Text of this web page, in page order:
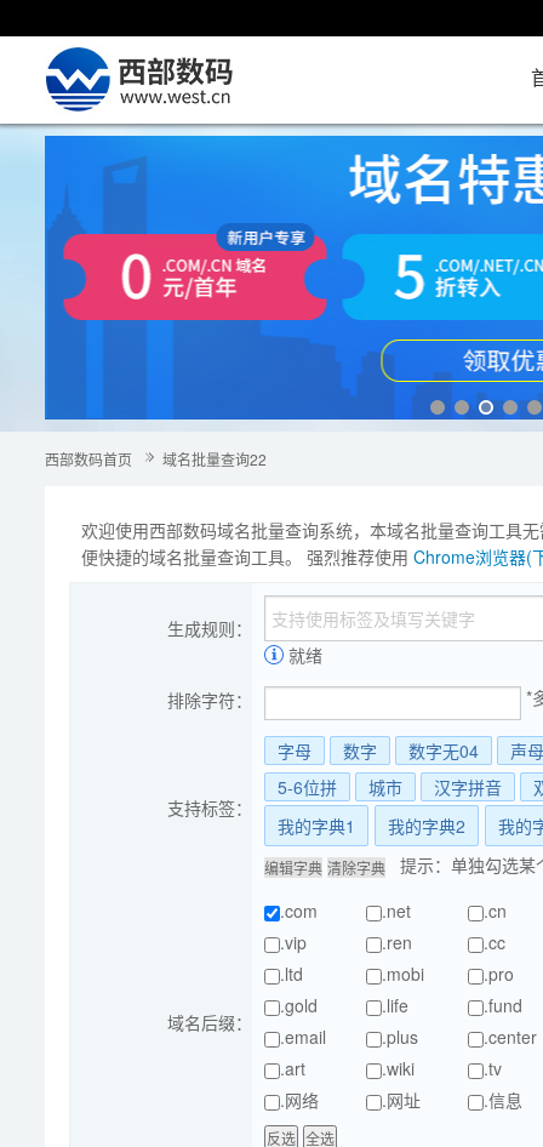
西部数码首页 域名批量查询22
欢迎使用西部数码域名批量查询系统，本域名批量查询工具
便快捷的域名批量查询工具。 强烈推荐使用 Chrome浏览器(
生成规则：
就绪
排除字符：
*
支持标签：
字母 数字 数字无04
声母
5-6位拼
城市 汉字拼音
我的字典1
我的字典2
我的
提示：单独勾选某
域名后缀：
.com .net
.cn
.vip
.ren
.cc
.ltd
.mobi
.pro
.gold
.life
.fund
.email
.plus
.center
.art
.wiki
.tv
.网络
.网址 .信息